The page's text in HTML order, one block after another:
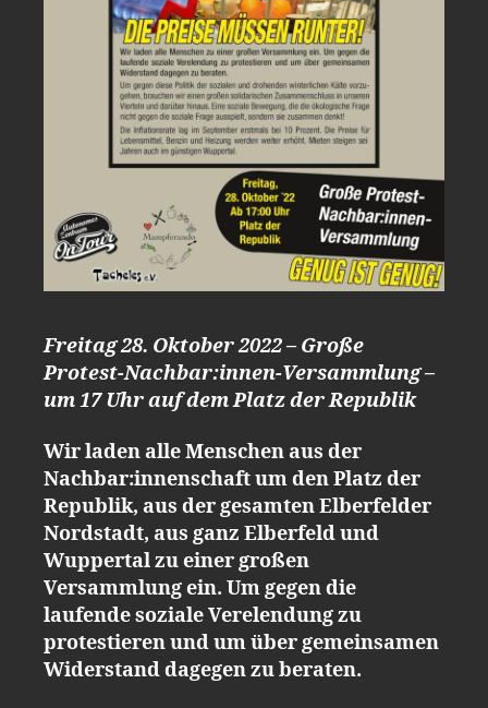
Freitag 28. Oktober 2022 – Große
Protest-Nachbar:innen-Versammlung –
um 17 Uhr auf dem Platz der Republik
Wir laden alle Menschen aus der
Nachbar:innenschaft um den Platz der
Republik, aus der gesamten Elberfelder
Nordstadt, aus ganz Elberfeld und
Wuppertal zu einer großen
Versammlung ein. Um gegen die
laufende soziale Verelendung zu
protestieren und um über gemeinsamen
Widerstand dagegen zu beraten.